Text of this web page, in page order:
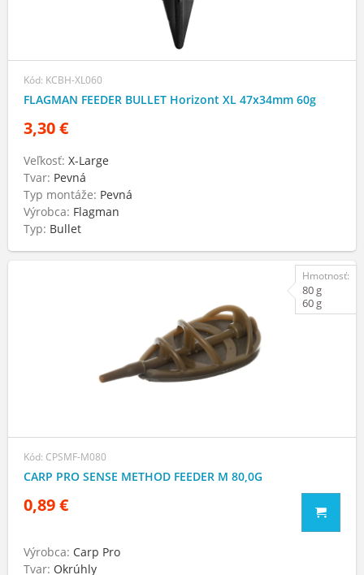
Kód: KCBH-XL060
FLAGMAN FEEDER BULLET Horizont XL 47х34mm 60g
3,30 €
Veľkosť: X-Large
Tvar: Pevná
Typ montáže: Pevná
Výrobca: Flagman
Typ: Bullet
Kód: CPSMF-M080
CARP PRO SENSE METHOD FEEDER M 80,0G
0,89 €
Výrobca: Carp Pro
Tvar: Okrúhly
Hmotnosť:
80 g
60 g